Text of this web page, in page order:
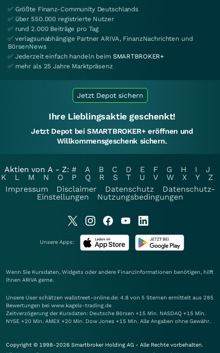
✅ Größte Finanz-Community Deutschlands
✅ über 550.000 registrierte Nutzer
✅ rund 2.000 Beiträge pro Tag
✅ verlagsunabhängige Partner ARIVA, FinanzNachrichten und
BörsenNews
✅ Jederzeit einfach handeln beim SMARTBROKER+
✅ mehr als 25 Jahre Marktpräsenz
Jetzt Depot sichern
Ihre Lieblingsaktie geschenkt!
Jetzt Depot bei SMARTBROKER+ eröffnen und
Willkommensgeschenk sichern.
Aktien von A - Z: # A B C D E F G H I
J
K
L M N O P Q R S T U V W X Y
Z
Impressum
Disclaimer Datenschutz
Datenschutz-
Einstellungen
Nutzungsbedingungen
Unsere Apps:
Wenn Sie Kursdaten, Widgets oder andere Finanzinformationen benötigen, hilft
Ihnen ARIVA gerne.
Unsere User schätzen wallstreet-online.de: 4.8 von 5 Sternen ermittelt aus 285
Bewertungen bei www.kagels-trading.de
Zeitverzögerung der Kursdaten: Deutsche Börsen +15 Min. NASDAQ +15 Min.
NYSE +20 Min. AMEX +20 Min. Dow Jones +15 Min. Alle Angaben ohne Gewähr.
Copyright © 1998-2026 Smartbroker Holding AG - Alle Rechte vorbehalten.